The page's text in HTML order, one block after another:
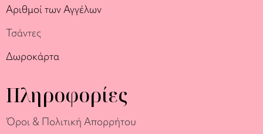
Αριθμοί των Αγγέλων
Τσάντες
Δωροκάρτα
Πληροφορίες
Όροι & Πολιτική Απορρήτου